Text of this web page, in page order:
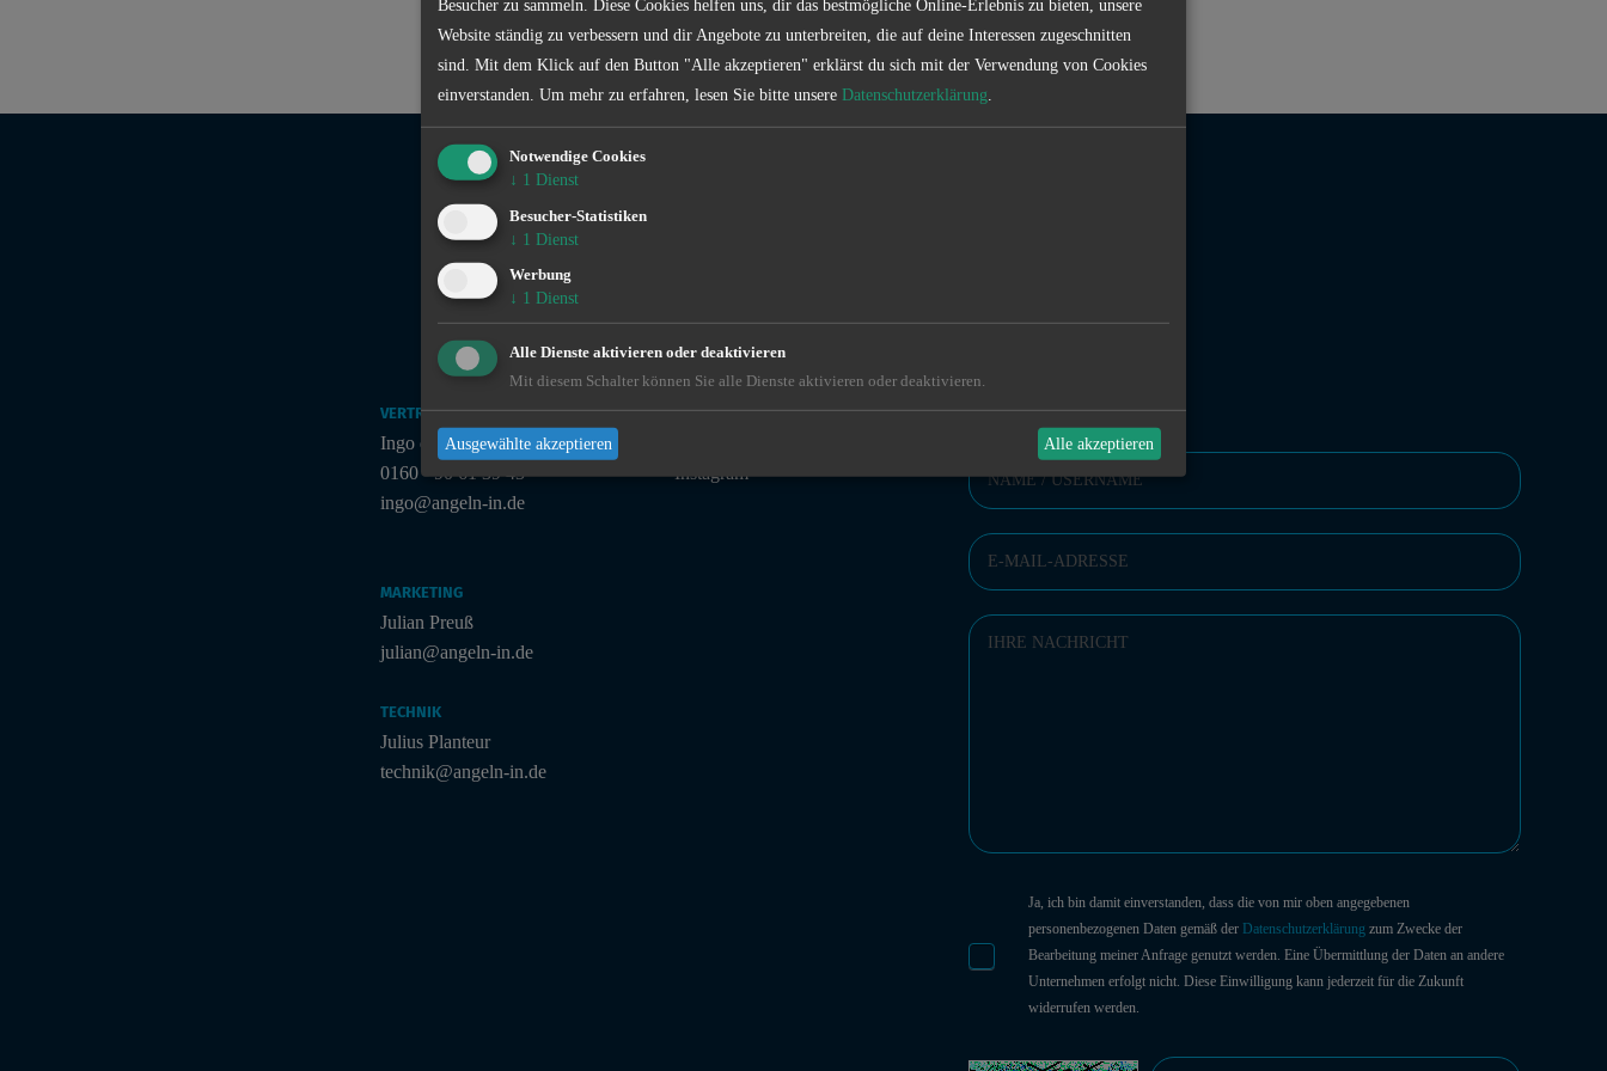
VERTRIEB
Ingo de Jonge
0160 - 90 61 39 43
ingo@angeln-in.de
MARKETING
Julian Preuß
julian@angeln-in.de
TECHNIK
Julius Planteur
technik@angeln-in.de
FOLLOW US
Instagram
KONTAKTFORMULAR
Ja, ich bin damit einverstanden, dass die von mir oben angegebenen
personenbezogenen Daten gemäß der Datenschutzerklärung zum Zwecke der
Bearbeitung meiner Anfrage genutzt werden. Eine Übermittlung der Daten an andere
Unternehmen erfolgt nicht. Diese Einwilligung kann jederzeit für die Zukunft
widerrufen werden.
Besucher zu sammeln. Diese Cookies helfen uns, dir das bestmögliche Online-Erlebnis zu bieten, unsere
Website ständig zu verbessern und dir Angebote zu unterbreiten, die auf deine Interessen zugeschnitten
sind. Mit dem Klick auf den Button "Alle akzeptieren" erklärst du sich mit der Verwendung von Cookies
einverstanden. Um mehr zu erfahren, lesen Sie bitte unsere Datenschutzerklärung
Notwendige Cookies
↓ 1 Dienst
Besucher-Statistiken
↓ 1 Dienst
Werbung
↓ 1 Dienst
Alle Dienste aktivieren oder deaktivieren
Mit diesem Schalter können Sie alle Dienste aktivieren oder deaktivieren.
Ausgewählte akzeptieren Alle akzeptieren